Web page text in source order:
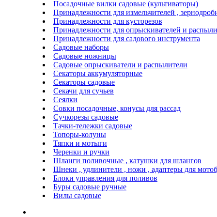
Посадочные вилки садовые (культиваторы)
Принадлежности для измельчителей ,
Принадлежности для кусторезов
Принадлежности для опрыскивателей и
Принадлежности для садового инструмента
Садовые наборы
Садовые ножницы
Садовые опрыскиватели и распылители
Секаторы аккумуляторные
Секаторы садовые
Секачи для сучьев
Сеялки
Совки посадочные, конусы для рассад
Сучкорезы садовые
Тачки-тележки садовые
Топоры-колуны
Тяпки и мотыги
Черенки и ручки
Шланги поливочные , катушки для шлангов
Шнеки , удлинители , ножи , адаптеры для
Блоки управления для поливов
Буры садовые ручные
Вилы садовые